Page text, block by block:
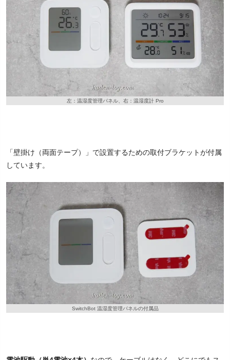
左：温湿度管理パネル、右：温湿度計 Pro
「壁掛け（両面テープ）」で設置するための取付ブラケットが付属
しています。
SwitchBot 温湿度管理パネルの付属品